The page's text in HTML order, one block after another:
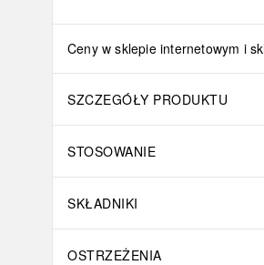
Ceny w sklepie internetowym i
SZCZEGÓŁY PRODUKTU
STOSOWANIE
SKŁADNIKI
OSTRZEŻENIA